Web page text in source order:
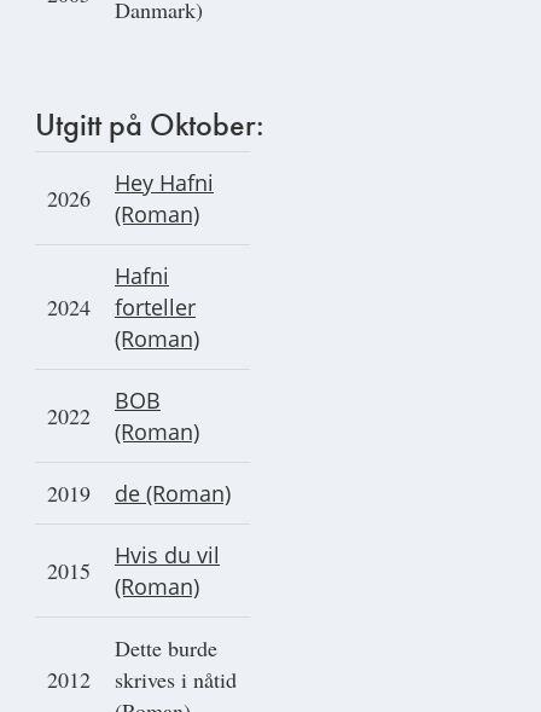
Danmark)
Utgitt på Oktober:
2026
Hey Hafni
(Roman)
2024
Hafni
forteller
(Roman)
2022
BOB
(Roman)
2019 de (Roman)
2015
Hvis du vil
(Roman)
2012
Dette burde
skrives i nåtid